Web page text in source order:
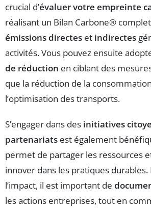
crucial d’évaluer votre empreinte
réalisant un Bilan Carbone®
émissions directes et indirectes
activités. Vous pouvez ensuite
de réduction en ciblant des
que la réduction de la
l’optimisation des transports.
S’engager dans des initiatives
partenariats est également
permet de partager les ressources
innover dans les pratiques
l’impact, il est important de
les actions entreprises, tout en